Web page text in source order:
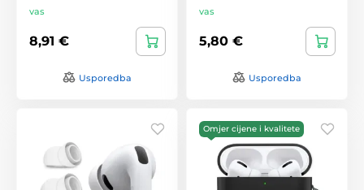
vas
8,91 €
Usporedba
vas
5,80 €
Usporedba
Omjer cijene i kvalitete